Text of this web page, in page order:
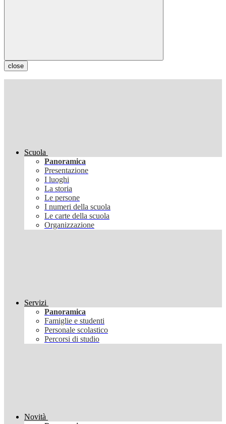
close
Scuola
Panoramica
Presentazione
I luoghi
La storia
Le persone
I numeri della scuola
Le carte della scuola
Organizzazione
Servizi
Panoramica
Famiglie e studenti
Personale scolastico
Percorsi di studio
Novità